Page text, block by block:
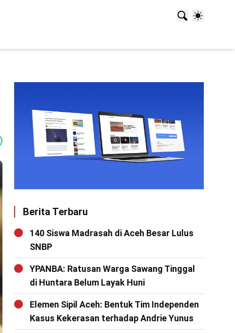
Berita Terbaru
140 Siswa Madrasah di Aceh Besar Lulus
SNBP
YPANBA: Ratusan Warga Sawang Tinggal
di Huntara Belum Layak Huni
Elemen Sipil Aceh: Bentuk Tim Independen
Kasus Kekerasan terhadap Andrie Yunus